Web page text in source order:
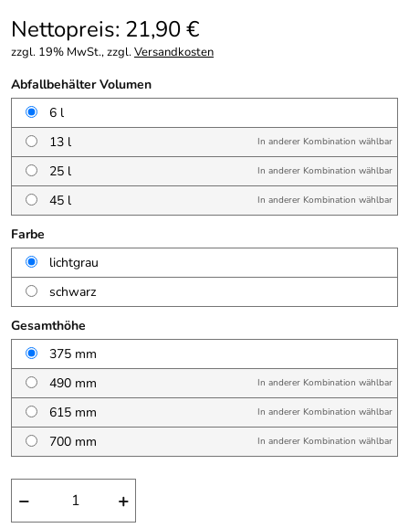
Nettopreis: 21,90 €
zzgl. 19% MwSt., zzgl.Versandkosten
Abfallbehälter Volumen
6 l
13 l
In anderer Kombination wählbar
25 l In anderer Kombination wählbar
45 l In anderer Kombination wählbar
Farbe
lichtgrau
schwarz
Gesamthöhe
375 mm
490 mm
In anderer Kombination wählbar
615 mm In anderer Kombination wählbar
700 mm In anderer Kombination wählbar
− +